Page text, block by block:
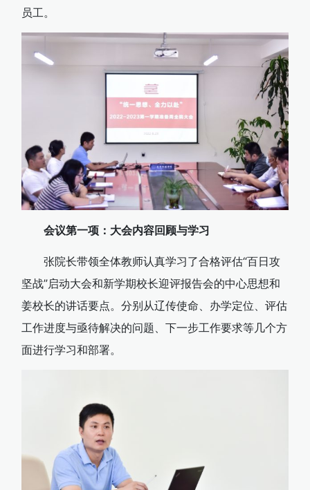
员工。
会议第一项：大会内容回顾与学习
张院长带领全体教师认真学习了合格评估“百日攻
坚战”启动大会和新学期校长迎评报告会的中心思想和
姜校长的讲话要点。分别从辽传使命、办学定位、评估
工作进度与亟待解决的问题、下一步工作要求等几个方
面进行学习和部署。